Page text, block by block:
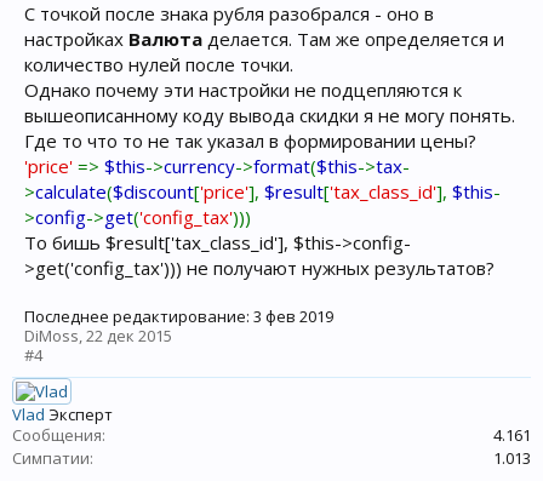
С точкой после знака рубля разобрался - оно в
настройках Валюта делается. Там же определяется и
количество нулей после точки.
Однако почему эти настройки не подцепляются к
вышеописанному коду вывода скидки я не могу понять.
Где то что то не так указал в формировании цены?
'price' => $this->currency->format($this->tax-
>calculate($discount['price'], $result['tax_class_id'], $this-
>config->get('config_tax')))
То бишь $result['tax_class_id'], $this->config-
>get('config_tax'))) не получают нужных результатов?
Последнее редактирование: 3 фев 2019
DiMoss,22 дек 2015
#4
Vlad Эксперт
Сообщения:
4.161
Симпатии:
1.013